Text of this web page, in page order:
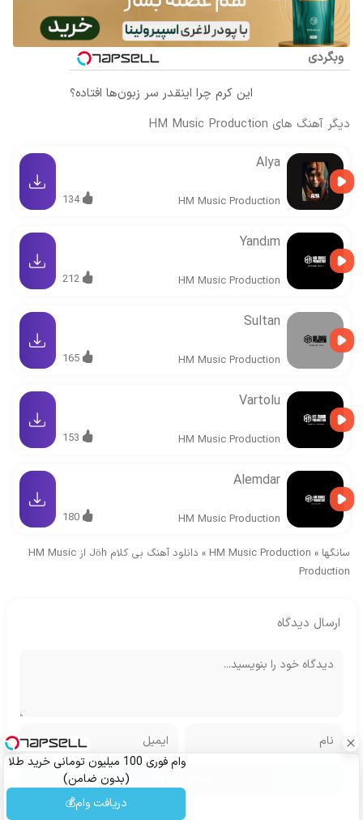
وبگردی
این کرم چرا اینقدر سر زبون‌ها افتاده؟
دیگر آهنگ های HM Music Production
Alya
HM Music Production
134
Yandım
HM Music Production
212
Sultan
HM Music Production
165
Vartolu
HM Music Production
153
Alemdar
HM Music Production
180
سانگها »
HM Music Production
»
دانلود آهنگ بی کلام Jöh از HM Music
Production
ارسال دیدگاه
وام فوری 100 میلیون تومانی خرید طلا
(بدون ضامن)
دریافت وام💰